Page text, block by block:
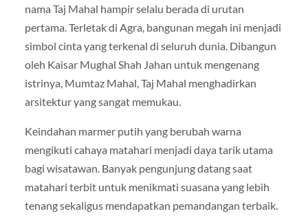
nama Taj Mahal hampir selalu berada di urutan
pertama. Terletak di Agra , bangunan megah ini menjadi
simbol cinta yang terkenal di seluruh dunia. Dibangun
oleh Kaisar Mughal Shah Jahan untuk mengenang
istrinya, Mumtaz Mahal, Taj Mahal menghadirkan
arsitektur yang sangat memukau.
Keindahan marmer putih yang berubah warna
mengikuti cahaya matahari menjadi daya tarik utama
bagi wisatawan. Banyak pengunjung datang saat
matahari terbit untuk menikmati suasana yang lebih
tenang sekaligus mendapatkan pemandangan terbaik.